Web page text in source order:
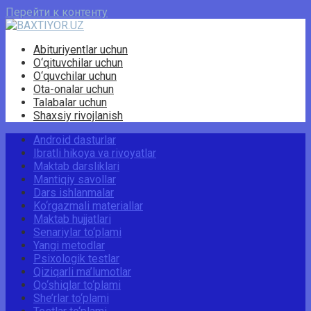
Перейти к контенту
Abituriyentlar uchun
O‘qituvchilar uchun
O‘quvchilar uchun
Ota-onalar uchun
Talabalar uchun
Shaxsiy rivojlanish
Android dasturlar
Ibratli hikoya va rivoyatlar
Maktab darsliklari
Mantiqiy savollar
Dars ishlanmalar
Ko‘rgazmali materiallar
Maktab hujjatlari
Senariylar to‘plami
Yangi metodlar
Psixologik testlar
Qiziqarli ma’lumotlar
Qo‘shiqlar to‘plami
She’rlar to‘plami